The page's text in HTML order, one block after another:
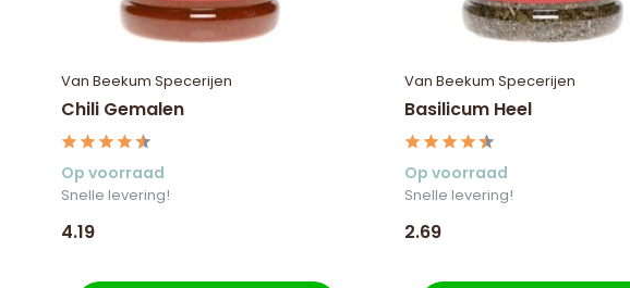
Van Beekum Specerijen
Chili Gemalen
Op voorraad
Snelle levering!
4.19
Van Beekum Specerijen
Basilicum Heel
Op voorraad
Snelle levering!
2.69